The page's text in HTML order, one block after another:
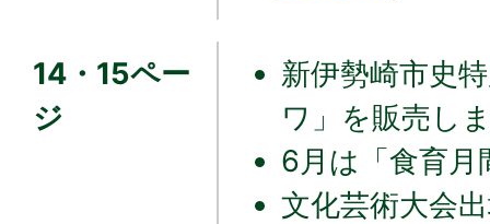
14・15ペー
ジ
新伊勢崎市史
ワ」を販売し
6月は「食育月
文化芸術大会